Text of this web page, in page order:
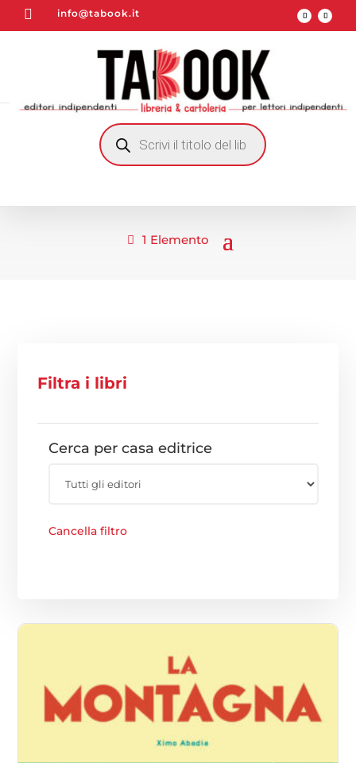
 info@tabook.it
RICERCA
PRODOTTI
1 Elemento
Filtra i libri
Cerca per casa editrice
Cancella filtro